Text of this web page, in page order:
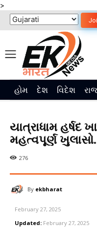
>
હોમ દેશ વિદેશ
યાત્રાધામ હર્ષદ
મહત્વપૂર્ણ
276
By ekbharat
February 27, 2025
Updated: February 27, 2025